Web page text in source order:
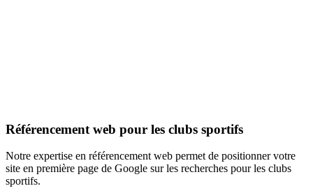
Référencement web pour les clubs sportifs
Notre expertise en référencement web permet de positionner votre
site en première page de Google sur les recherches pour les clubs
sportifs.